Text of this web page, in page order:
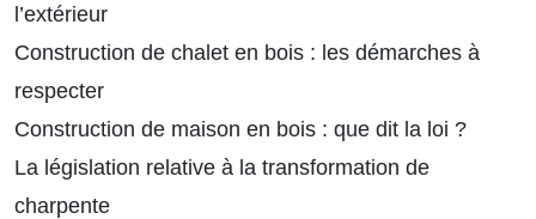
l’extérieur
Construction de chalet en bois : les démarches à
respecter
Construction de maison en bois : que dit la loi ?
La législation relative à la transformation de
charpente